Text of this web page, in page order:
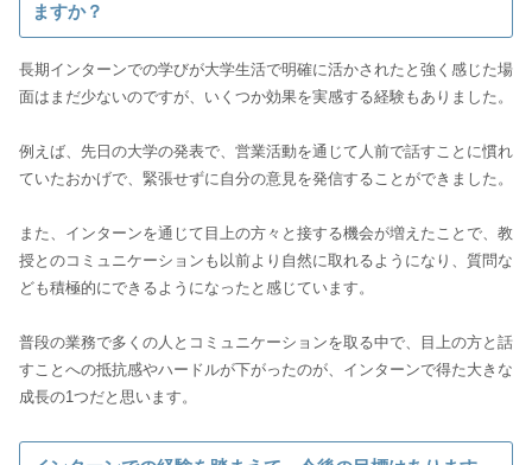
ますか？
長期インターンでの学びが大学生活で明確に活かされたと強く感じた場
面はまだ少ないのですが、いくつか効果を実感する経験もありました。
例えば、先日の大学の発表で、営業活動を通じて人前で話すことに慣れ
ていたおかげで、緊張せずに自分の意見を発信することができました。
また、インターンを通じて目上の方々と接する機会が増えたことで、教
授とのコミュニケーションも以前より自然に取れるようになり、質問な
ども積極的にできるようになったと感じています。
普段の業務で多くの人とコミュニケーションを取る中で、目上の方と話
すことへの抵抗感やハードルが下がったのが、インターンで得た大きな
成長の1つだと思います。